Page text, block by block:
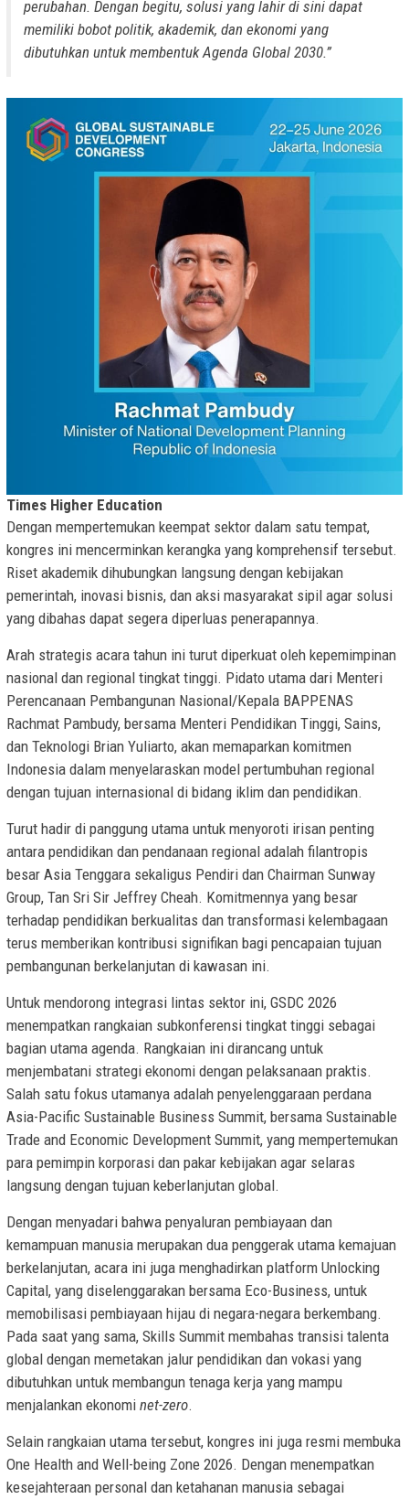
perubahan. Dengan begitu, solusi yang lahir di sini dapat
memiliki bobot politik, akademik, dan ekonomi yang
dibutuhkan untuk membentuk Agenda Global 2030.”
Times Higher Education
Dengan mempertemukan keempat sektor dalam satu tempat,
kongres ini mencerminkan kerangka yang komprehensif tersebut.
Riset akademik dihubungkan langsung dengan kebijakan
pemerintah, inovasi bisnis, dan aksi masyarakat sipil agar solusi
yang dibahas dapat segera diperluas penerapannya.
Arah strategis acara tahun ini turut diperkuat oleh kepemimpinan
nasional dan regional tingkat tinggi. Pidato utama dari Menteri
Perencanaan Pembangunan Nasional/Kepala BAPPENAS
Rachmat Pambudy, bersama Menteri Pendidikan Tinggi, Sains,
dan Teknologi Brian Yuliarto, akan memaparkan komitmen
Indonesia dalam menyelaraskan model pertumbuhan regional
dengan tujuan internasional di bidang iklim dan pendidikan.
Turut hadir di panggung utama untuk menyoroti irisan penting
antara pendidikan dan pendanaan regional adalah filantropis
besar Asia Tenggara sekaligus Pendiri dan Chairman Sunway
Group, Tan Sri Sir Jeffrey Cheah. Komitmennya yang besar
terhadap pendidikan berkualitas dan transformasi kelembagaan
terus memberikan kontribusi signifikan bagi pencapaian tujuan
pembangunan berkelanjutan di kawasan ini.
Untuk mendorong integrasi lintas sektor ini, GSDC 2026
menempatkan rangkaian subkonferensi tingkat tinggi sebagai
bagian utama agenda. Rangkaian ini dirancang untuk
menjembatani strategi ekonomi dengan pelaksanaan praktis.
Salah satu fokus utamanya adalah penyelenggaraan perdana
Asia-Pacific Sustainable Business Summit, bersama Sustainable
Trade and Economic Development Summit, yang mempertemukan
para pemimpin korporasi dan pakar kebijakan agar selaras
langsung dengan tujuan keberlanjutan global.
Dengan menyadari bahwa penyaluran pembiayaan dan
kemampuan manusia merupakan dua penggerak utama kemajuan
berkelanjutan, acara ini juga menghadirkan platform Unlocking
Capital, yang diselenggarakan bersama Eco-Business, untuk
memobilisasi pembiayaan hijau di negara-negara berkembang.
Pada saat yang sama, Skills Summit membahas transisi talenta
global dengan memetakan jalur pendidikan dan vokasi yang
dibutuhkan untuk membangun tenaga kerja yang mampu
menjalankan ekonomi net-zero.
Selain rangkaian utama tersebut, kongres ini juga resmi membuka
One Health and Well-being Zone 2026. Dengan menempatkan
kesejahteraan personal dan ketahanan manusia sebagai